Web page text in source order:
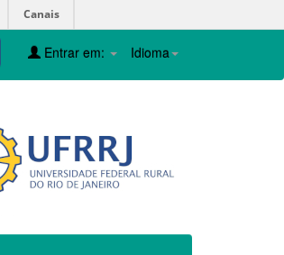
Canais
Idioma
Entrar em: